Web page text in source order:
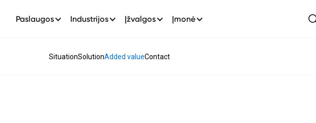
Paslaugos Industrijos Įžvalgos Įmonė
SituationSolutionAdded valueContact